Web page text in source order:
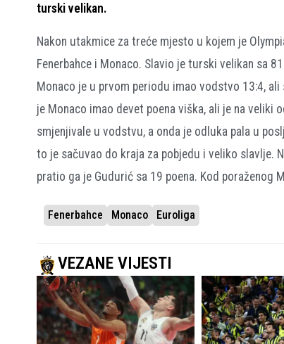
turski velikan.
Nakon utakmice za treće mjesto u kojem je
Fenerbahce i Monaco. Slavio je turski velikan sa
Monaco je u prvom periodu imao vodstvo 13:4,
je Monaco imao devet poena viška, ali je na veliki
smjenjivale u vodstvu, a onda je odluka pala u
to je sačuvao do kraja za pobjedu i veliko slavlje.
pratio ga je Gudurić sa 19 poena. Kod poraženog
Fenerbahce Monaco Euroliga
VEZANE VIJESTI